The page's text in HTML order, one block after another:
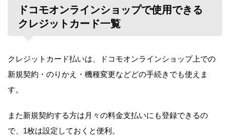
ドコモオンラインショップで使用できる
クレジットカード一覧
クレジットカード払いは、ドコモオンラインショップ上での
新規契約・のりかえ・機種変更などどの手続きでも使えま
す。
また新規契約する方は月々の料金支払いにも登録できるの
で、1枚は設定しておくと便利。